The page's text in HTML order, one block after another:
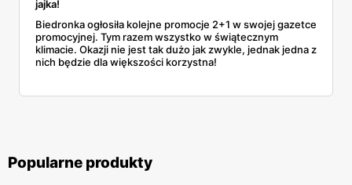
jajka!
Biedronka ogłosiła kolejne promocje 2+1 w swojej gazetce
promocyjnej. Tym razem wszystko w świątecznym
klimacie. Okazji nie jest tak dużo jak zwykle, jednak jedna z
nich będzie dla większości korzystna!
Popularne produkty